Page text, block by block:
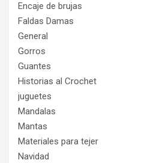
Encaje de brujas
Faldas Damas
General
Gorros
Guantes
Historias al Crochet
juguetes
Mandalas
Mantas
Materiales para tejer
Navidad